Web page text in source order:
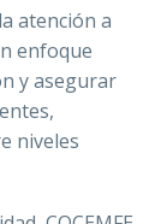
atención a
enfoque
y asegurar
niveles